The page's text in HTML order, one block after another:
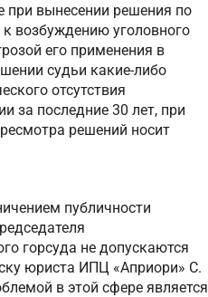
при вынесении решения по
возбуждению уголовного
его применения в
судьи какие-либо
отсутствия
за последние 30 лет, при
решений носит
публичности
горсуда не допускаются
юриста ИПЦ «Априори» С.
в этой сфере является